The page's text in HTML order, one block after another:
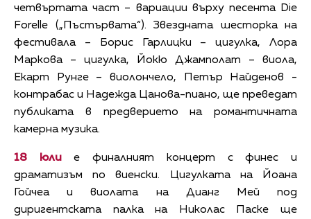
четвъртата част – вариации върху песента Die
Forelle („Пъстървата“). Звездната шесторка на
фестивала – Борис Гарлицки – цигулка, Лора
Маркова – цигулка, Йокю Джамполат – виола,
Екарт Рунге – виолончело, Петър Найденов -
контрабас и Надежда Цанова-пиано, ще преведат
публиката в предверието на романтичната
камерна музика.
18 юлие финалният концерт с финес и
драматизъм по виенски. Цигулката на Йоана
Гойчеа и виолата на Дианг Мей под
диригентската палка на Николас Паске ще